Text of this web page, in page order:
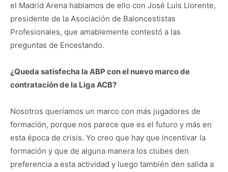
el Madrid Arena hablamos de ello con José Luis Llorente,
presidente de la Asociación de Baloncestistas
Profesionales, que amablemente contestó a las
preguntas de Encestando.
¿Queda satisfecha la ABP con el nuevo marco de
contratación de la Liga ACB?
Nosotros queríamos un marco con más jugadores de
formación, porque nos parece que es el futuro y más en
esta época de crisis. Yo creo que hay que incentivar la
formación y que de alguna manera los clubes den
preferencia a esta actividad y luego también den salida a